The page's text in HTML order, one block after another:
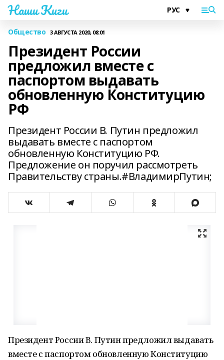
Наши Киги
Общество 3 АВГУСТА 2020, 08:01
Президент России
предложил вместе с
паспортом выдавать
обновленную Конституцию
РФ
Президент России В. Путин предложил
выдавать вместе с паспортом
обновленную Конституцию РФ.
Предложение он поручил рассмотреть
Правительству страны.#ВладимирПутин;
Президент России В. Путин предложил выдавать
вместе с паспортом обновленную Конституцию